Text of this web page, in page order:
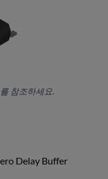
참조하세요.
Delay Buffer